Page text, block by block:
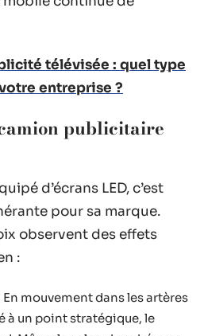
télévisée : quel type
entreprise ?
publicitaire
d’écrans LED, c’est
pour sa marque.
observent des effets
:
En mouvement dans les artères
à un point stratégique, le